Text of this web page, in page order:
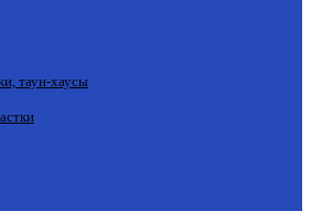
таун-хаусы